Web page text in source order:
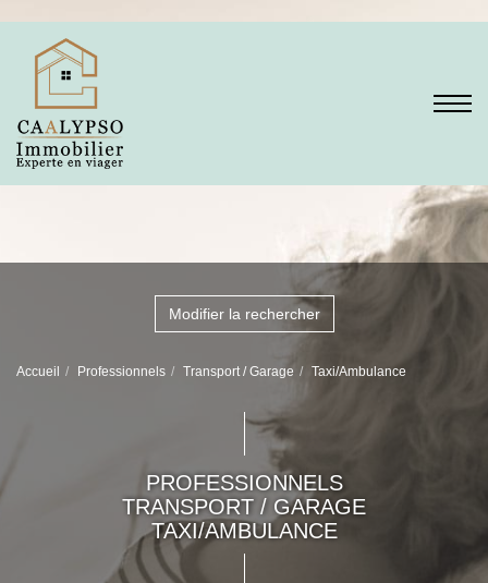
Modifier la rechercher
Accueil Professionnels Transport / Garage Taxi/Ambulance
PROFESSIONNELS
TRANSPORT / GARAGE
TAXI/AMBULANCE